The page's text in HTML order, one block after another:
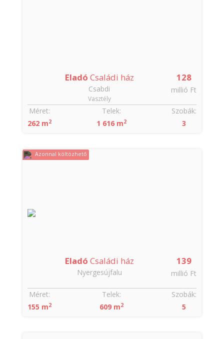
128
millió Ft
Eladó Családi ház
Csabdi
Vasztély
Szobák:
3
Méret:
262 m2
Telek:
1 616 m2
Azonnal költözhető
139
millió Ft
Eladó Családi ház
Nyergesújfalu
Szobák:
5
Méret:
155 m2
Telek:
609 m2